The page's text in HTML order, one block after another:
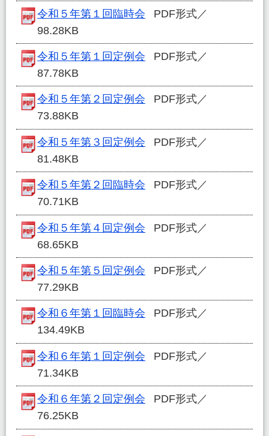
令和５年第１回臨時会
PDF形式／
98.28KB
令和５年第１回定例会
PDF形式／
87.78KB
令和５年第２回定例会
PDF形式／
73.88KB
令和５年第３回定例会
PDF形式／
81.48KB
令和５年第２回臨時会
PDF形式／
70.71KB
令和５年第４回定例会
PDF形式／
68.65KB
令和５年第５回定例会
PDF形式／
77.29KB
令和６年第１回臨時会
PDF形式／
134.49KB
令和６年第１回定例会
PDF形式／
71.34KB
令和６年第２回定例会
PDF形式／
76.25KB